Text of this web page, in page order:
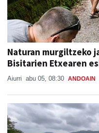
Naturan murgiltzeko
Bisitarien Etxearen
Aiurri abu 05, 08:30 ANDOAIN